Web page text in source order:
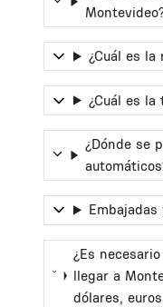
¿Cuál es la
¿Cuál es la
¿Dónde se
¿Es
llegar a
dólares,